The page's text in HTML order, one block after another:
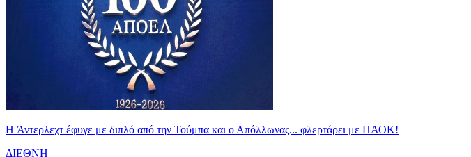
H Άντερλεχτ έφυγε με διπλό από την Τούμπα και ο Απόλλωνας... φλερτάρει με ΠΑΟΚ!
ΔΙΕΘΝΗ